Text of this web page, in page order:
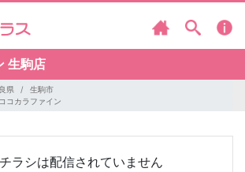
生駒店
県
生駒市
ココカラファイン
ラシは配信されていません